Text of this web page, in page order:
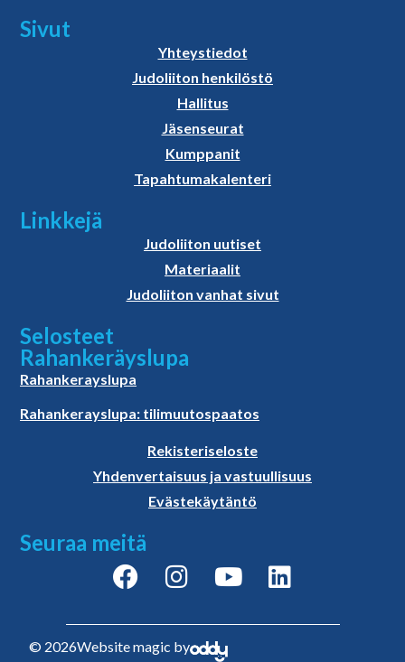
Sivut
Yhteystiedot
Judoliiton henkilöstö
Hallitus
Jäsenseurat
Kumppanit
Tapahtumakalenteri
Linkkejä
Judoliiton uutiset
Materiaalit
Judoliiton vanhat sivut
Selosteet
Rahankeräyslupa
Rahankerayslupa
Rahankerayslupa: tilimuutospaatos
Rekisteriseloste
Yhdenvertaisuus ja vastuullisuus
Evästekäytäntö
Seuraa meitä
© 2026Website magic by